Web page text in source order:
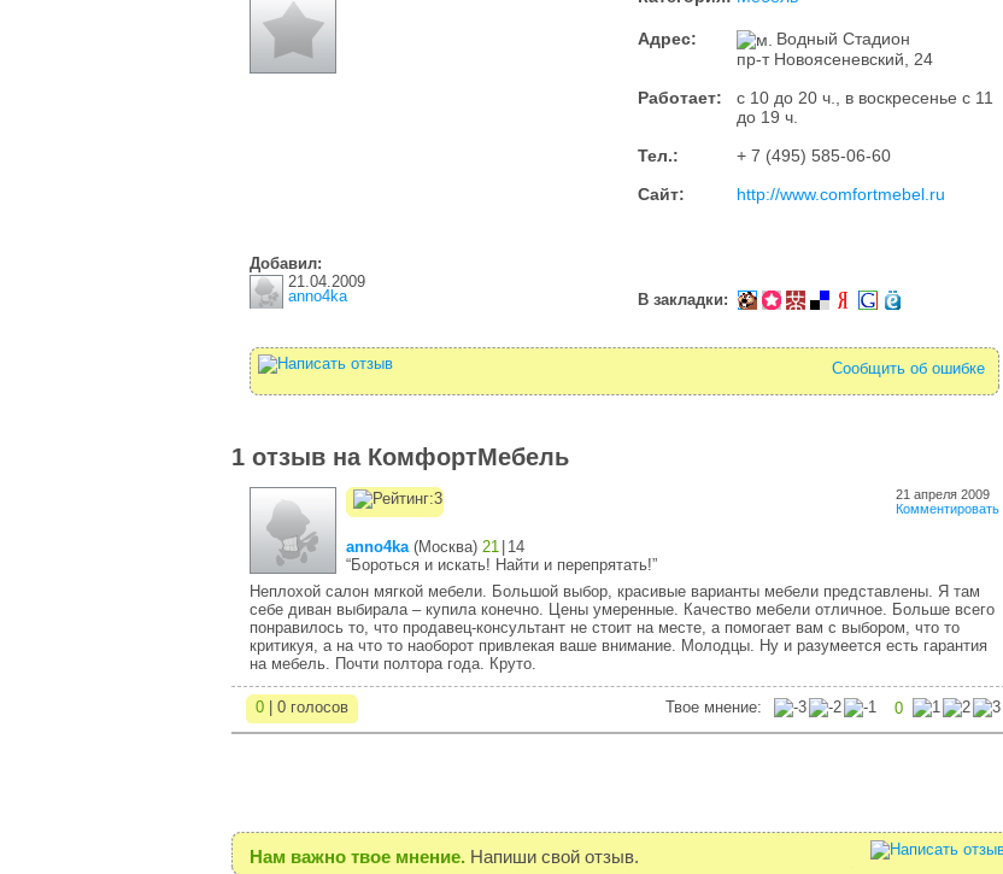
Адрес:
Водный Стадион
пр-т Новоясеневский, 24
Работает:
с 10 до 20 ч., в воскресенье с 11
до 19 ч.
Тел.:
+ 7 (495) 585-06-60
Сайт:
http://www.comfortmebel.ru
Добавил:
21.04.2009
anno4ka
В закладки:
Сообщить об ошибке
1 отзыв на КомфортМебель
anno4ka(Москва) 21 14
“Бороться и искать! Найти и перепрятать!”
21 апреля 2009
Комментировать
Неплохой салон мягкой мебели. Большой выбор, красивые варианты мебели представлены. Я там
себе диван выбирала – купила конечно. Цены умеренные. Качество мебели отличное. Больше всего
понравилось то, что продавец-консультант не стоит на месте, а помогает вам с выбором, что то
критикуя, а на что то наоборот привлекая ваше внимание. Молодцы. Ну и разумеется есть гарантия
на мебель. Почти полтора года. Круто.
0 | 0 голосов Твое мнение: 0
Нам важно твое мнение. Напиши свой отзыв.